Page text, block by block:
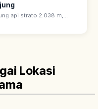
api strato 2.038 m,
'Nanbu Fuji' karena
Lokasi